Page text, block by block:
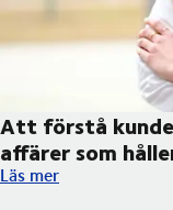
Att förstå
affärer som
Att förstå kundens
Läs mer